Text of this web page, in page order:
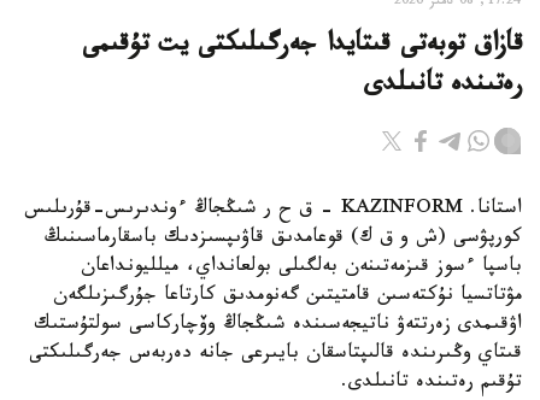
قازاق توبەتى قىتايدا جەرگىلىكتى يت تۇقىمى
رەتىندە تانىلدى
استانا. KAZINFORM – ق ح ر شىڭجاڭ ءوندىرىس-قۇرىلىس
كورپۋسى (ش و ق ك) قوعامدىق قاۋىپسىزدىك باسقارماسىنىڭ
باسپا ءسوز قىزمەتىنەن بەلگىلى بولعانداي، ميلليونداعان
مۋتاتسيا نۇكتەسىن قامتيتىن گەنومدىق كارتاعا جۇرگىزىلگەن
اۋقىمدى زەرتتەۋ ناتيجەسىندە شىڭجاڭ وۆچاركاسى سولتۇستىك
قىتاي وڭىرىندە قالىپتاسقان بايىرعى جانە دەربەس جەرگىلىكتى
تۇقىم رەتىندە تانىلدى.